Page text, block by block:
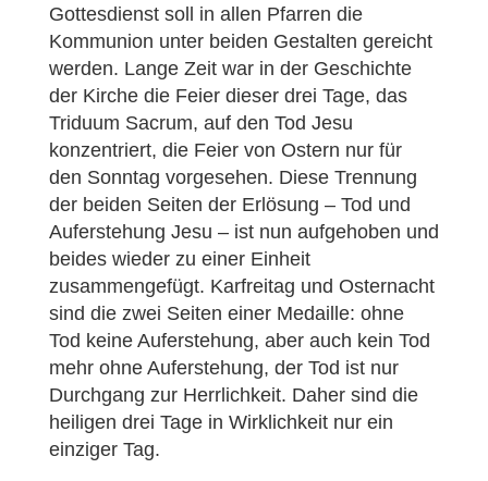
Gottesdienst soll in allen Pfarren die
Kommunion unter beiden Gestalten gereicht
werden. Lange Zeit war in der Geschichte
der Kirche die Feier dieser drei Tage, das
Triduum Sacrum, auf den Tod Jesu
konzentriert, die Feier von Ostern nur für
den Sonntag vorgesehen. Diese Trennung
der beiden Seiten der Erlösung – Tod und
Auferstehung Jesu – ist nun aufgehoben und
beides wieder zu einer Einheit
zusammengefügt. Karfreitag und Osternacht
sind die zwei Seiten einer Medaille: ohne
Tod keine Auferstehung, aber auch kein Tod
mehr ohne Auferstehung, der Tod ist nur
Durchgang zur Herrlichkeit. Daher sind die
heiligen drei Tage in Wirklichkeit nur ein
einziger Tag.